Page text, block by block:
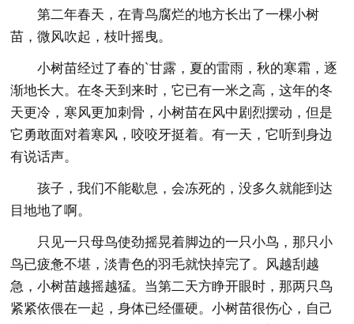
第二年春天，在青鸟腐烂的地方长出了一棵小树
苗，微风吹起，枝叶摇曳。
小树苗经过了春的`甘露，夏的雷雨，秋的寒霜，逐
渐地长大。在冬天到来时，它已有一米之高，这年的冬
天更冷，寒风更加刺骨，小树苗在风中剧烈摆动，但是
它勇敢面对着寒风，咬咬牙挺着。有一天，它听到身边
有说话声。
孩子，我们不能歇息，会冻死的，没多久就能到达
目地地了啊。
只见一只母鸟使劲摇晃着脚边的一只小鸟，那只小
鸟已疲惫不堪，淡青色的羽毛就快掉完了。风越刮越
急，小树苗越摇越猛。当第二天方睁开眼时，那两只鸟
紧紧依偎在一起，身体已经僵硬。小树苗很伤心，自己